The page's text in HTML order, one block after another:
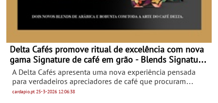
Delta Cafés promove ritual de excelência com nova
gama Signature de café em grão - Blends Signature
Crema e Signature Intenso
A Delta Cafés apresenta uma nova experiência pensada
para verdadeiros apreciadores de café que procuram
qualidade superior sem sair de casa. Os novos Signature,
cardapio.pt25-3-2026 12:06:38